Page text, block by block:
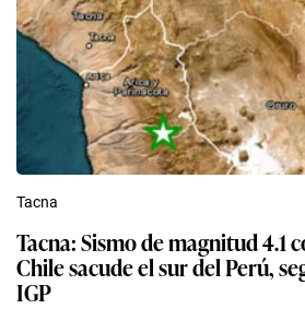
Tacna
Tacna: Sismo de magnitud 4.1
Chile sacude el sur del Perú,
IGP